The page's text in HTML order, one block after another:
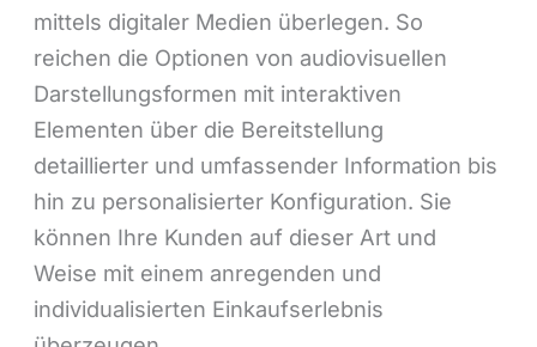
mittels digitaler Medien überlegen. So
reichen die Optionen von audiovisuellen
Darstellungsformen mit interaktiven
Elementen über die Bereitstellung
detaillierter und umfassender Information bis
hin zu personalisierter Konfiguration. Sie
können Ihre Kunden auf dieser Art und
Weise mit einem anregenden und
individualisierten Einkaufserlebnis